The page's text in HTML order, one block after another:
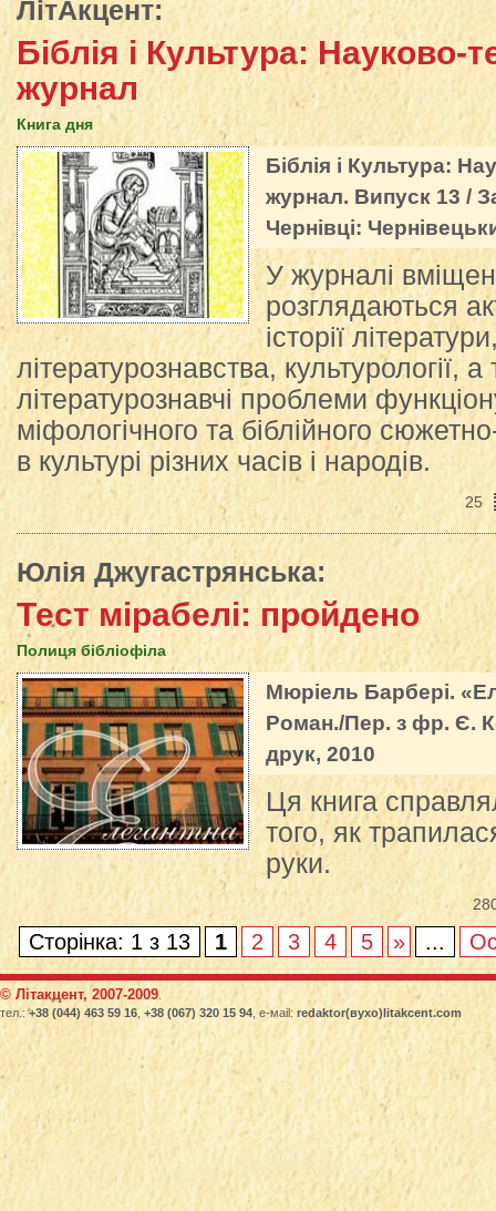
ЛітАкцент:
Біблія і Культура: Науково-
журнал
Книга дня
Біблія і Культура:
журнал. Випуск 13 /
Чернівці:
У журналі
розглядаються
історії
літературознавства, культурології, а
літературознавчі проблеми
міфологічного та біблійного
в культурі різних часів і народів.
25
Юлія Джугастрянська:
Тест мірабелі: пройдено
Полиця бібліофіла
Мюріель Барбері.
Роман./Пер. з фр. Є.
друк, 2010
Ця книга
того, як
руки.
Сторінка: 1 з 13 1 2 3 4 5 » ...
© Літакцент, 2007-2009
тел.:+38 (044) 463 59 16 +38 (067) 320 15 94 , е-маіl: redaktor(вухо)litakcent.com